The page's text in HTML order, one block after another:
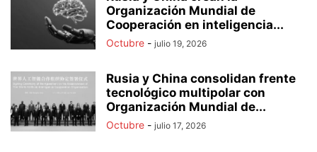
Organización Mundial de
Cooperación en inteligencia...
Octubre - julio 19, 2026
Rusia y China consolidan frente
tecnológico multipolar con
Organización Mundial de...
Octubre - julio 17, 2026